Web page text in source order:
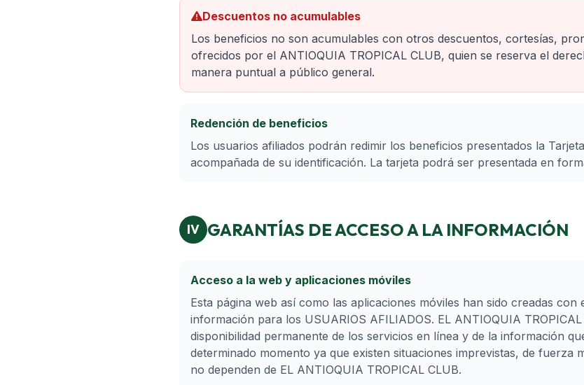
Descuentos no acumulables
Los beneficios no son acumulables con otros descuentos, cortesías,
ofrecidos por el ANTIOQUIA TROPICAL CLUB, quien se reserva el
manera puntual a público general.
Redención de beneficios
Los usuarios afiliados podrán redimir los beneficios presentados la
acompañada de su identificación. La tarjeta podrá ser presentada en
IV GARANTÍAS DE ACCESO A LA INFORMACIÓN
Acceso a la web y aplicaciones móviles
Esta página web así como las aplicaciones móviles han sido creadas
información para los USUARIOS AFILIADOS. EL ANTIOQUIA
disponibilidad permanente de los servicios en línea y de la información
determinado momento ya que existen situaciones imprevistas, de fuerza
no dependen de EL ANTIOQUIA TROPICAL CLUB.